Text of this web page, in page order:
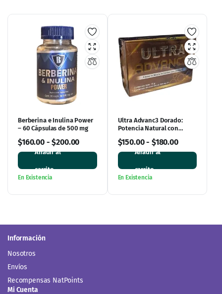
Berberina e Inulina Power
– 60 Cápsulas de 500 mg
$160.00-$200.00
Añadir al
carrito
En Existencia
Ultra Advanc3 Dorado:
Potencia Natural con
$150.00- $180.00
Añadir al
carrito
En Existencia
Información
Nosotros
Envíos
Recompensas NatPoints
Mi Cuenta